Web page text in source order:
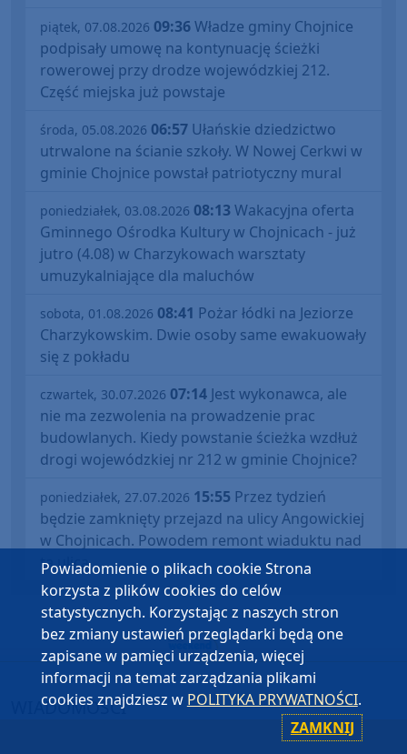
piątek, 07.08.2026 09:36Władze gminy Chojnice
podpisały umowę na kontynuację ścieżki
rowerowej przy drodze wojewódzkiej 212.
Część miejska już powstaje
środa, 05.08.2026 06:57 Ułańskie dziedzictwo
utrwalone na ścianie szkoły. W Nowej Cerkwi w
gminie Chojnice powstał patriotyczny mural
poniedziałek, 03.08.2026 08:13Wakacyjna oferta
Gminnego Ośrodka Kultury w Chojnicach - już
jutro (4.08) w Charzykowach warsztaty
umuzykalniające dla maluchów
sobota, 01.08.2026 08:41 Pożar łódki na Jeziorze
Charzykowskim. Dwie osoby same ewakuowały
się z pokładu
czwartek, 30.07.2026 07:14 Jest wykonawca, ale
nie ma zezwolenia na prowadzenie prac
budowlanych. Kiedy powstanie ścieżka wzdłuż
drogi wojewódzkiej nr 212 w gminie Chojnice?
poniedziałek, 27.07.2026 15:55 Przez tydzień
będzie zamknięty przejazd na ulicy Angowickiej
w Chojnicach. Powodem remont wiaduktu nad
tą ulicą
WIADOMOŚCI
Powiadomienie o plikach cookie Strona
korzysta z plików cookies do celów
statystycznych. Korzystając z naszych stron
bez zmiany ustawień przeglądarki będą one
zapisane w pamięci urządzenia, więcej
informacji na temat zarządzania plikami
cookies znajdziesz w POLITYKA PRYWATNOŚCI.
ZAMKNIJ